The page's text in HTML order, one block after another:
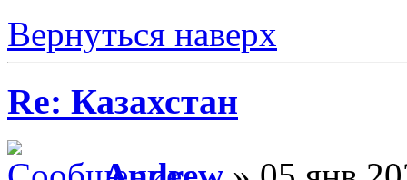
Вернуться наверх
Re: Казахстан